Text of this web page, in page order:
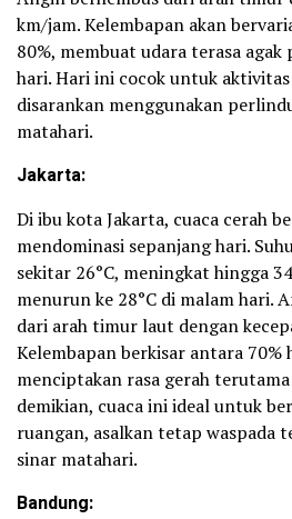
km/jam. Kelembapan akan
80%, membuat udara terasa
hari. Hari ini cocok untuk
disarankan menggunakan
matahari.
Jakarta:
Di ibu kota Jakarta, cuaca cerah
mendominasi sepanjang hari.
sekitar 26°C, meningkat hingga
menurun ke 28°C di malam hari.
dari arah timur laut dengan
Kelembapan berkisar antara 70%
menciptakan rasa gerah
demikian, cuaca ini ideal untuk
ruangan, asalkan tetap waspada
sinar matahari.
Bandung: